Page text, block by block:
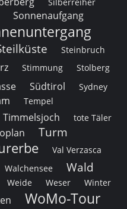
Sonnenaufgang
Steinbruch
Stimmung Stolberg
Südtirol Sydney
Tempel
Timmelsjoch
tote Täler
Turm
Val Verzasca
Walchensee Wald
Weide Weser Winter
WoMo-Tour